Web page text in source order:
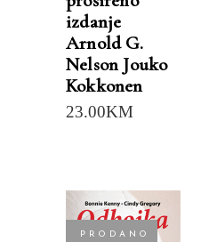
izdanje
Arnold G.
Nelson Jouko
Kokkonen
23.00KM
PRODANO